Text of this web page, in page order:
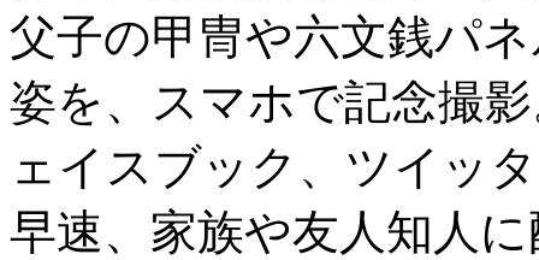
父子の甲冑や六文銭パ
姿を、スマホで記念撮
ェイスブック、ツイッ
早速、家族や友人知人